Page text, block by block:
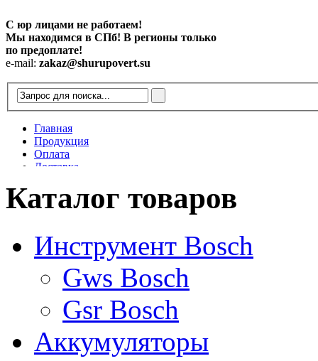
С юр лицами не работаем!
Мы находимся в СПб! В регионы только
по предоплате!
e-mail: zakaz@shurupovert.su
Главная
Продукция
Оплата
Доставка
Статьи
Каталог товаров
Инструмент Bosch
Gws Bosch
Gsr Bosch
Аккумуляторы